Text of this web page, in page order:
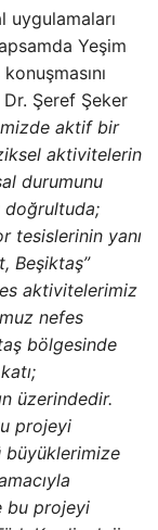
Yeşim
Dr. Şeref Şeker
aktif bir
aktivitelerin
durumunu
doğrultuda;
tesislerinin yanı
Beşiktaş”
aktivitelerimiz
nefes
bölgesinde
üzerindedir.
projeyi
büyüklerimize
bu projeyi